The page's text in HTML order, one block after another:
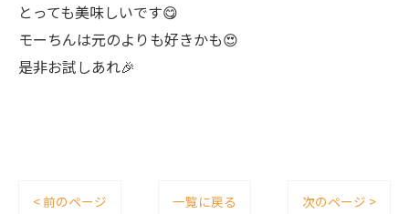
とっても美味しいです😋
モーちんは元のよりも好きかも😍
是非お試しあれ🎉
< 前のページ 一覧に戻る 次のページ >